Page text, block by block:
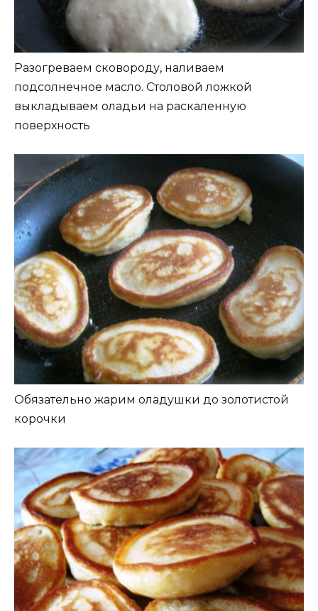
Разогреваем сковороду, наливаем
подсолнечное масло. Столовой ложкой
выкладываем оладьи на раскаленную
поверхность
Обязательно жарим оладушки до золотистой
корочки